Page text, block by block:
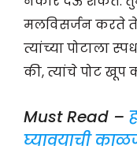
मलविसर्जन करते
त्यांच्या पोटाला
की, त्यांचे पोट
Must Read –
घ्यावयाची